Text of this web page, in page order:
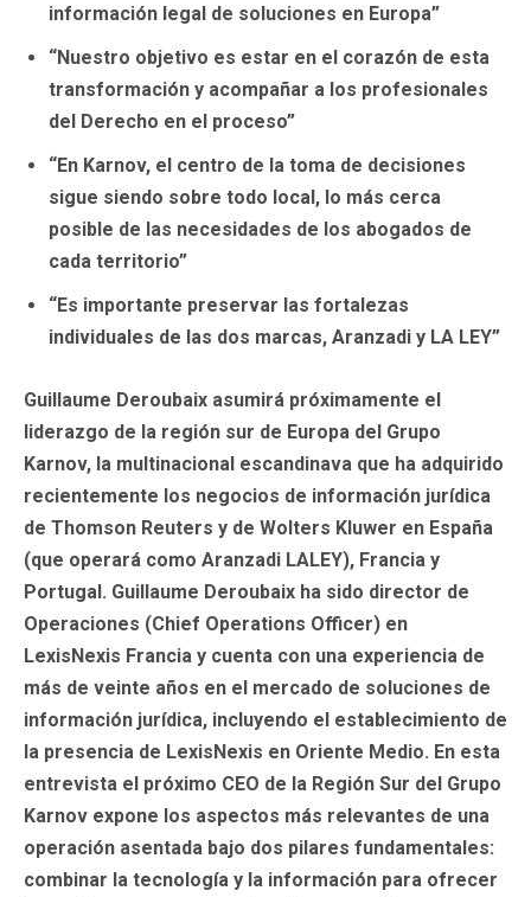
información legal de soluciones en Europa”
“Nuestro objetivo es estar en el corazón de esta
transformación y acompañar a los profesionales
del Derecho en el proceso”
“En Karnov, el centro de la toma de decisiones
sigue siendo sobre todo local, lo más cerca
posible de las necesidades de los abogados de
cada territorio”
“Es importante preservar las fortalezas
individuales de las dos marcas, Aranzadi y LA LEY”
Guillaume Deroubaix asumirá próximamente el
liderazgo de la región sur de Europa del Grupo
Karnov, la multinacional escandinava que ha adquirido
recientemente los negocios de información jurídica
de Thomson Reuters y de Wolters Kluwer en España
(que operará como Aranzadi LALEY), Francia y
Portugal. Guillaume Deroubaix ha sido director de
Operaciones (Chief Operations Officer) en
LexisNexis Francia y cuenta con una experiencia de
más de veinte años en el mercado de soluciones de
información jurídica, incluyendo el establecimiento de
la presencia de LexisNexis en Oriente Medio. En esta
entrevista el próximo CEO de la Región Sur del Grupo
Karnov expone los aspectos más relevantes de una
operación asentada bajo dos pilares fundamentales:
combinar la tecnología y la información para ofrecer